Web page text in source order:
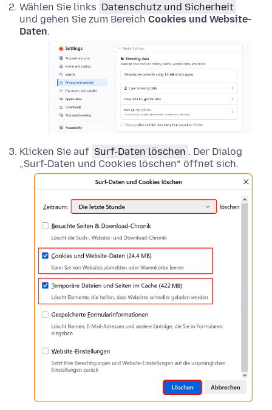
Wählen Sie links Datenschutz und Sicherheit
und gehen Sie zum Bereich Cookies und Website-
Daten.
Klicken Sie auf Surf-Daten löschen . Der Dialog
„Surf-Daten und Cookies löschen“ öffnet sich.